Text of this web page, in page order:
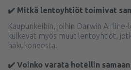
✔️ Mitkä lentoyhtiöt toimivat
Kaupunkeihin, joihin Darwin
kulkevat myös muut lentoyhtiöt,
hakukoneesta.
✔️ Voinko varata hotellin